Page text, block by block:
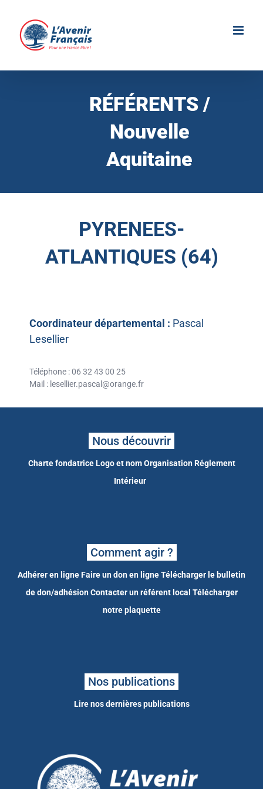
contenu
RÉFÉRENTS /
Nouvelle
Aquitaine
PYRENEES-
ATLANTIQUES (64)
Coordinateur départemental : Pascal
Lesellier
Téléphone : 06 32 43 00 25
Mail : lesellier.pascal@orange.fr
Nous découvrir
Charte fondatrice Logo et nom Organisation Réglement
Intérieur
Comment agir ?
Adhérer en ligneFaire un don en ligneTélécharger le bulletin
de don/adhésion Contacter un référent local Télécharger
notre plaquette
Nos publications
Lire nos dernières publications